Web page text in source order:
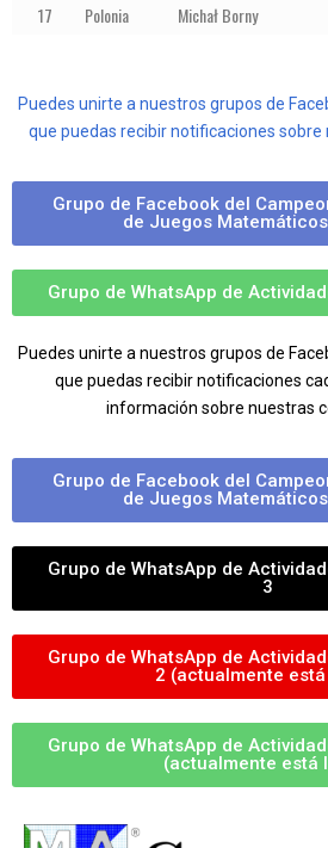
17
Polonia Michał Borny
Puedes unirte a nuestros grupos de
que puedas recibir notificaciones
Grupo de Facebook del
de Juegos
Grupo de WhatsApp de
Puedes unirte a nuestros grupos de
que puedas recibir notificaciones
información sobre nuestras
Grupo de Facebook del
de Juegos
Grupo de WhatsApp de
3
Grupo de WhatsApp de
2 (actualmente
Grupo de WhatsApp de
(actualmente está